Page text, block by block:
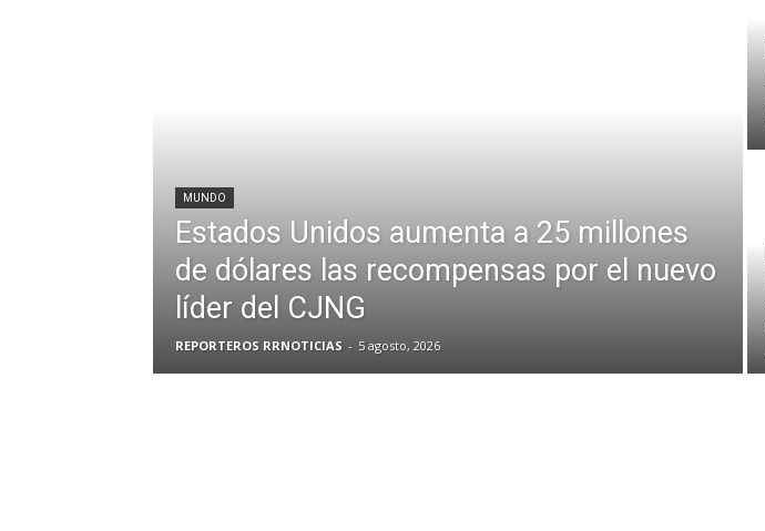
MUNDO
Estados Unidos aumenta a 25 millones
de dólares las recompensas por el nuevo
líder del CJNG
REPORTEROS RRNOTICIAS - 5 agosto, 2026